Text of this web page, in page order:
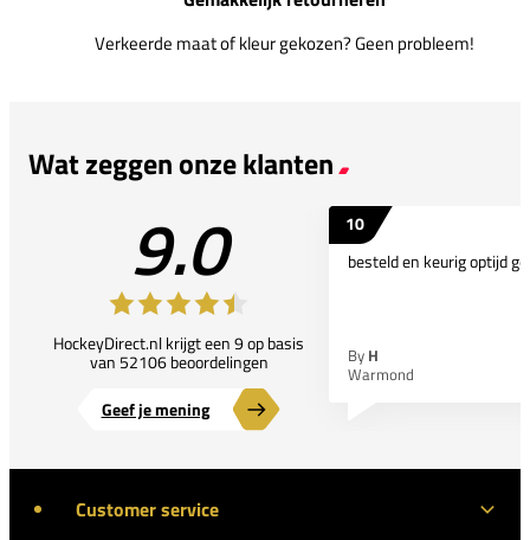
Verkeerde maat of kleur gekozen? Geen probleem!
Wat zeggen onze klanten
9.0
HockeyDirect.nl krijgt een 9 op basis
van 52106 beoordelingen
Geef je mening
10
besteld en keurig optijd
By H
Warmond
Customer service